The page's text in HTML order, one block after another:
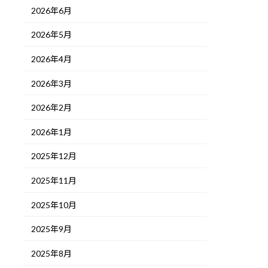
2026年6月
2026年5月
2026年4月
2026年3月
2026年2月
2026年1月
2025年12月
2025年11月
2025年10月
2025年9月
2025年8月